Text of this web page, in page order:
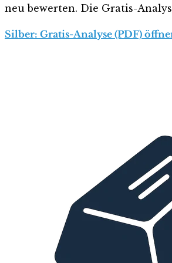
neu bewerten. Die Gratis-
Silber: Gratis-Analyse (PDF)